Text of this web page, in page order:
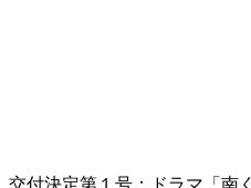
付決定第１号：ドラマ「南